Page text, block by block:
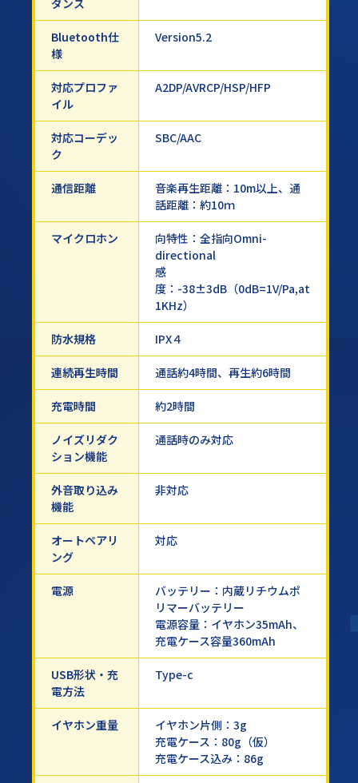
ダンス
Bluetooth仕
様
Version5.2
対応プロファ
イル
A2DP/AVRCP/HSP/HFP
対応コーデッ
ク
SBC/AAC
通信距離
音楽再生距離：10m以上、通
話距離：約10ｍ
マイクロホン
向特性：全指向Omni-
directional
感
度：-38±3dB（0dB=1V/Pa,at
1KHz）
防水規格 IPX４
連続再生時間 通話約4時間、再生約6時間
充電時間 約2時間
ノイズリダク
ション機能
通話時のみ対応
外音取り込み
機能
非対応
オートペアリ
ング
対応
電源
バッテリー：内蔵リチウムポ
リマーバッテリー
電源容量：イヤホン35mAh、
充電ケース容量360mAh
USB形状・充
電方法
Type-c
イヤホン重量
イヤホン片側：3g
充電ケース：80g（仮）
充電ケース込み：86g